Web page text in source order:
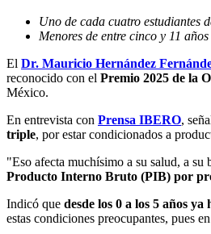
Uno de cada cuatro estudiantes
Menores de entre cinco y 11
El Dr. Mauricio Hernández
reconocido con el Premio 2025 de la
México.
En entrevista con Prensa IBERO,
triple, por estar condicionados a
"Eso afecta muchísimo a su salud, a
Producto Interno Bruto (PIB) por
Indicó que desde los 0 a los 5 años
estas condiciones preocupantes, pues